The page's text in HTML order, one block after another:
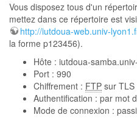
Vous disposez tous d'un
mettez dans ce répertoire est
http://iutdoua-web.univ-
la forme p123456).
Hôte : iutdoua-
Port : 990
Chiffrement : FTP sur TLS
Authentification : par mot
Mode de connexion :